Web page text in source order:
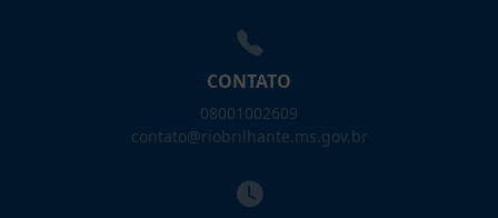
CONTATO
08001002609
contato@riobrilhante.ms.gov.br